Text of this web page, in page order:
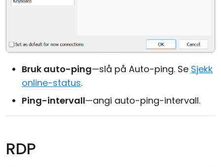
Bruk auto-ping—slå på Auto-ping. Se Sjekk
online-status.
Ping-intervall—angi auto-ping-intervall.
RDP